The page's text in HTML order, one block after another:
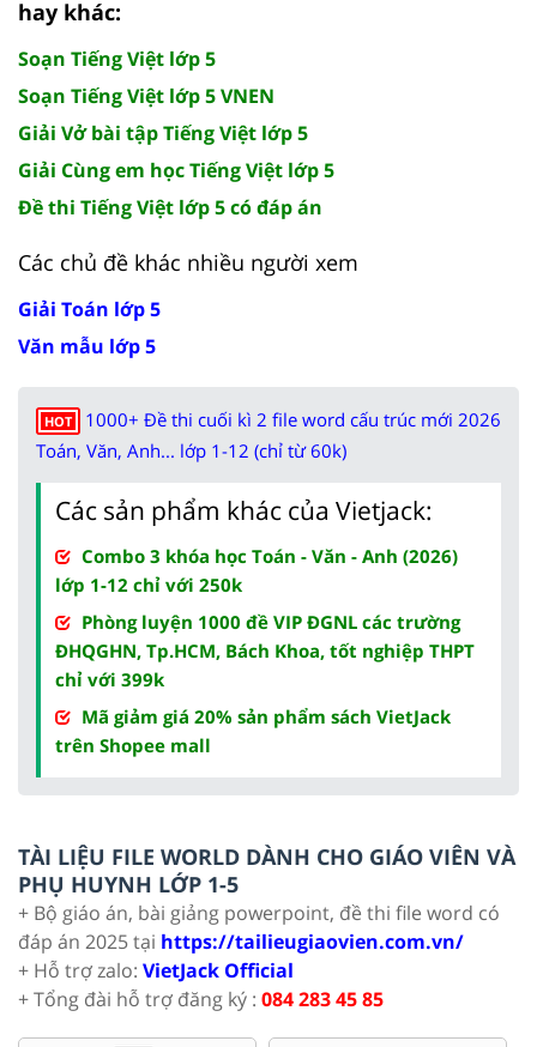
hay khác:
Soạn Tiếng Việt lớp 5
Soạn Tiếng Việt lớp 5 VNEN
Giải Vở bài tập Tiếng Việt lớp 5
Giải Cùng em học Tiếng Việt lớp 5
Đề thi Tiếng Việt lớp 5 có đáp án
Các chủ đề khác nhiều người xem
Giải Toán lớp 5
Văn mẫu lớp 5
HOT
1000+ Đề thi cuối kì 2 file word cấu trúc mới 2026
Toán, Văn, Anh... lớp 1-12 (chỉ từ 60k)
Các sản phẩm khác của Vietjack:
Combo 3 khóa học Toán - Văn - Anh (2026)
lớp 1-12 chỉ với 250k
Phòng luyện 1000 đề VIP ĐGNL các trường
ĐHQGHN, Tp.HCM, Bách Khoa, tốt nghiệp THPT
chỉ với 399k
Mã giảm giá 20% sản phẩm sách VietJack
trên Shopee mall
TÀI LIỆU FILE WORLD DÀNH CHO GIÁO VIÊN VÀ
PHỤ HUYNH LỚP 1-5
+ Bộ giáo án, bài giảng powerpoint, đề thi file word có
đáp án 2025 tại https://tailieugiaovien.com.vn/
+ Hỗ trợ zalo: VietJack Official
+ Tổng đài hỗ trợ đăng ký : 084 283 45 85